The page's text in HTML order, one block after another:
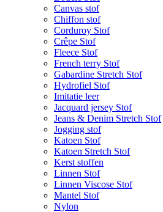
Canvas stof
Chiffon stof
Corduroy Stof
Crêpe Stof
Fleece Stof
French terry Stof
Gabardine Stretch Stof
Hydrofiel Stof
Imitatie leer
Jacquard jersey Stof
Jeans & Denim Stretch Stof
Jogging stof
Katoen Stof
Katoen Stretch Stof
Kerst stoffen
Linnen Stof
Linnen Viscose Stof
Mantel Stof
Nylon